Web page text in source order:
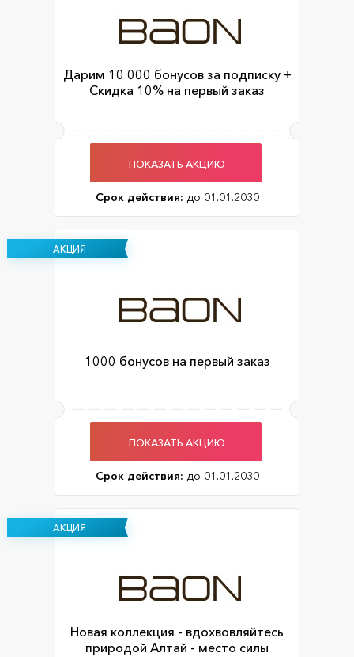
Дарим 10 000 бонусов за подписку +
Скидка 10% на первый заказ
ПОКАЗАТЬ АКЦИЮ
Срок действия: до 01.01.2030
АКЦИЯ
1000 бонусов на первый заказ
ПОКАЗАТЬ АКЦИЮ
Срок действия: до 01.01.2030
АКЦИЯ
Новая коллекция - вдохвовляйтесь
природой Алтай - место силы